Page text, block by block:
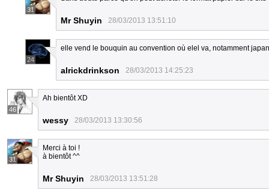
31
Mr Shuyin 28/03/2013 13:51:10
24
elle vend le bouquin au convention où elel va, notamment
alrickdrinkson 28/03/2013 14:25:23
46
Ah bientôt XD
wessy 28/03/2013 13:30:56
31
Merci à toi !
à bientôt ^^
Mr Shuyin 28/03/2013 13:51:28